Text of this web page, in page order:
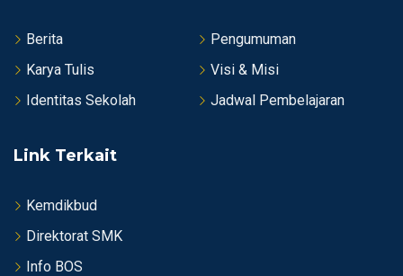
Berita
Pengumuman
Karya Tulis
Visi & Misi
Identitas Sekolah
Jadwal Pembelajaran
Link Terkait
Kemdikbud
Direktorat SMK
Info BOS